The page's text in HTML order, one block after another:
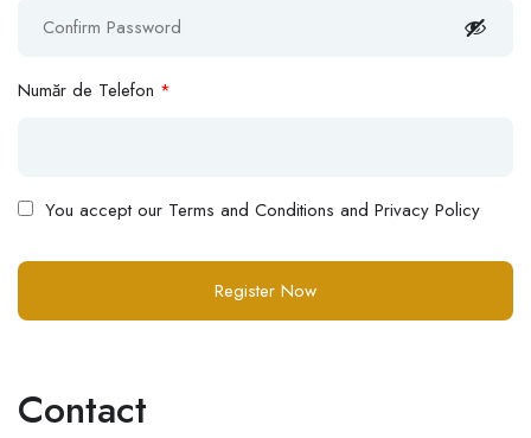
Număr de Telefon *
You accept our Terms and Conditions and Privacy Policy
Contact